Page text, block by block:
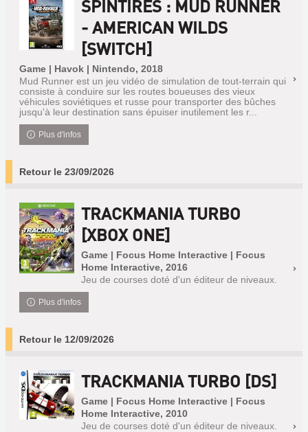
SPINTIRES : MUD RUNNER
- AMERICAN WILDS
[SWITCH]
Game | Havok | Nintendo, 2018
Mud Runner est un jeu vidéo de simulation de tout-terrain qui
consiste à conduire sur les routes boueuses des vieux
véhicules soviétiques et russe pour transporter des bûches
jusqu'à leur destination sans épuiser inutilement les r...
Plus d'infos
Retour le 23/09/2026
TRACKMANIA TURBO
[XBOX ONE]
Game | Focus Home Interactive | Focus
Home Interactive, 2016
Jeu de courses doté d'un éditeur de niveaux.
Plus d'infos
Retour le 12/09/2026
TRACKMANIA TURBO [DS]
Game | Focus Home Interactive | Focus
Home Interactive, 2010
Jeu de courses doté d'un éditeur de niveaux.